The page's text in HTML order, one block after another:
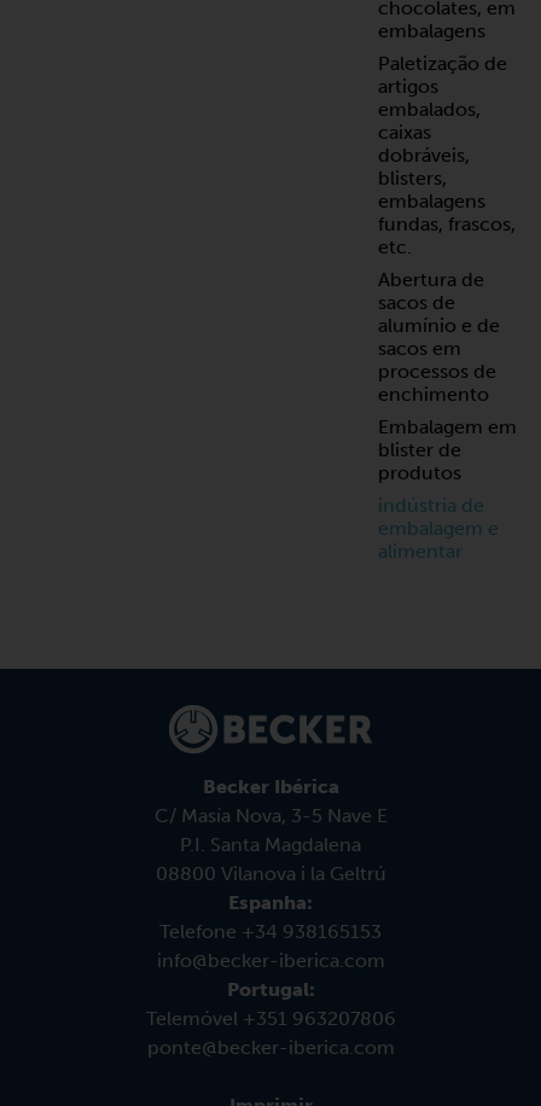
chocolates, em
embalagens
Paletização de
artigos
embalados,
caixas
dobráveis,
blisters,
embalagens
fundas, frascos,
etc.
Abertura de
sacos de
alumínio e de
sacos em
processos de
enchimento
Embalagem em
blister de
produtos
indústria de
embalagem e
alimentar
Becker Ibérica
C/ Masía Nova, 3-5 Nave E
P.I. Santa Magdalena
08800 Vilanova i la Geltrú
Espanha:
Telefone +34 938165153
info@becker-iberica.com
Portugal:
Telemóvel +351 963207806
ponte@becker-iberica.com